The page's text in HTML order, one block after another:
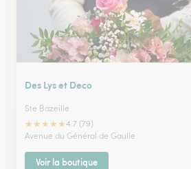
Des Lys et Deco
Ste Bazeille
★★★★★4.7 (79)
Avenue du Général de Gaulle
Voir la boutique